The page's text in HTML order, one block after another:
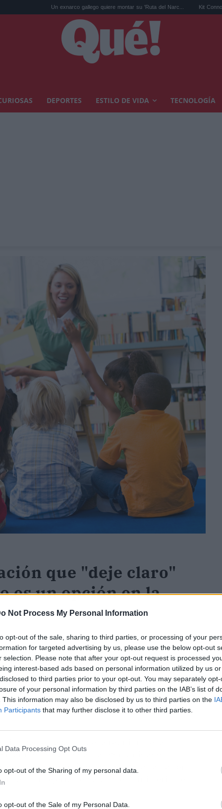
Not Process My Personal Information
opt-out of the sale, sharing to third parties, or processing of your
for targeted advertising by us, please use the below opt-out
selection. Please note that after your opt-out request is processed
interest-based ads based on personal information utilized by us
to third parties prior to your opt-out. You may separately
of your personal information by third parties on the IAB’s list of
This information may also be disclosed by us to third parties on the
Participants that may further disclose it to other third parties.
Data Processing Opt Outs
opt-out of the Sharing of my personal data.
opt-out of the Sale of my Personal Data.
Un exnarco gallego quiere montar su 'Ruta del Narc... Kit Connor será
DEPORTES ESTILO DE VIDA TECNOLOGÍA
que "deje claro"
es un opción en la
del Carmen Castillo, ha indicado, tras la
de Educación, que Andalucía ha pedido al
que tiene que dejar claro que la no
en la enseñanza básica", al tiempo que
la incorporación a las aulas "se va a hacer
ha destacado que la reunión de la
que todas las comunidades
para garantizar la vuelta a las aulas en
las consejería de Salud y el Ministerio de